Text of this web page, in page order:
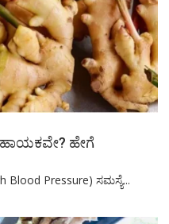
ಹೇಗೆ
Blood Pressure) ಸಮಸ್ಯೆ...